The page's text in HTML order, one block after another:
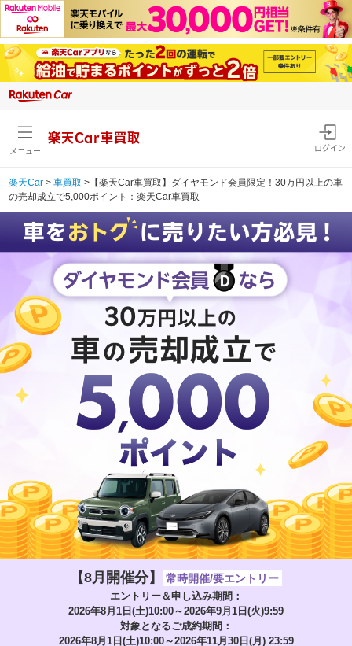
メニュー
楽天Car車買取
ログイン
楽天Car >車買取 >【楽天Car車買取】ダイヤモンド会員限定！30万円以上の車
の売却成立で5,000ポイント：楽天Car車買取
【8月開催分】 常時開催/要エントリー
エントリー＆申し込み期間：
2026年8月1日(土)10:00～2026年9月1日(火)9:59
対象となるご成約期間：
2026年8月1日(土)10:00～2026年11月30日(月) 23:59